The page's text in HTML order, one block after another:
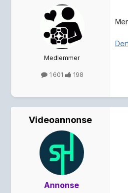
Medlemmer
1 601 198
Videoannonse
Annonse